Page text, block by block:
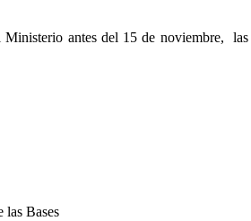
antes del 15 de noviembre, las
las Bases